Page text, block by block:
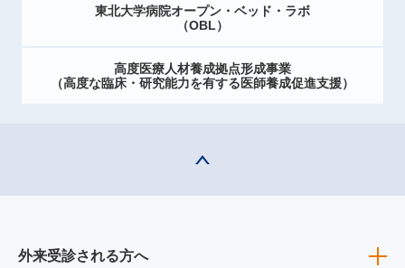
東北大学病院オープン・ベッド・ラボ
（OBL）
高度医療人材養成拠点形成事業
（高度な臨床・研究能力を有する医師養成促進支援）
外来受診される方へ